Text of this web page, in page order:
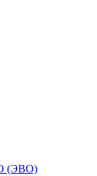
(ЭВО)